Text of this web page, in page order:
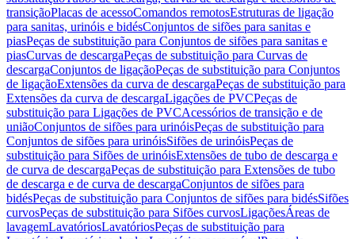
transiçãoPlacas de acessoComandos remotosEstruturas de ligação
para sanitas, urinóis e bidésConjuntos de sifões para sanitas e
piasPeças de substituição para Conjuntos de sifões para sanitas e
piasCurvas de descargaPeças de substituição para Curvas de
descargaConjuntos de ligaçãoPeças de substituição para Conjuntos
de ligaçãoExtensões da curva de descargaPeças de substituição para
Extensões da curva de descargaLigações de PVCPeças de
substituição para Ligações de PVCAcessórios de transição e de
uniãoConjuntos de sifões para urinóisPeças de substituição para
Conjuntos de sifões para urinóisSifões de urinóisPeças de
substituição para Sifões de urinóisExtensões de tubo de descarga e
de curva de descargaPeças de substituição para Extensões de tubo
de descarga e de curva de descargaConjuntos de sifões para
bidésPeças de substituição para Conjuntos de sifões para bidésSifões
curvosPeças de substituição para Sifões curvosLigaçõesÁreas de
lavagemLavatóriosLavatóriosPeças de substituição para